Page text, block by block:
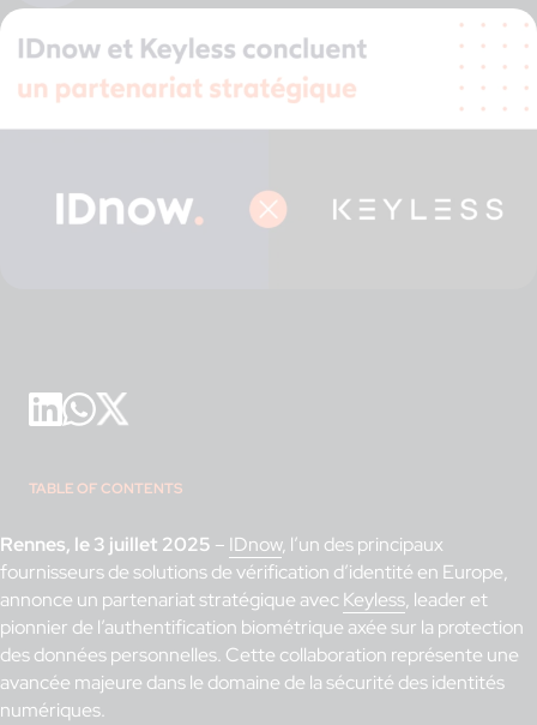
TABLE OF CONTENTS
Rennes, le 3 juillet 2025 – IDnow, l’un des principaux
fournisseurs de solutions de vérification d’identité en Europe,
annonce un partenariat stratégique avecKeyless, leader et
pionnier de l’authentification biométrique axée sur la protection
des données personnelles. Cette collaboration représente une
avancée majeure dans le domaine de la sécurité des identités
numériques.